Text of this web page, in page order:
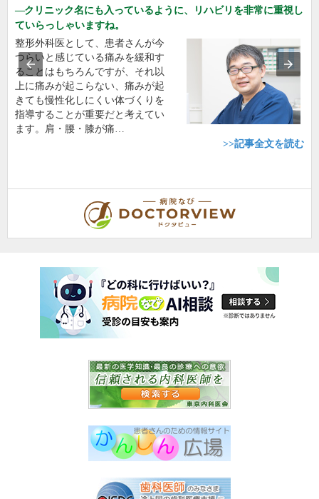
クリニック名にも入っているように、リハビリを非常に重視し
ていらっしゃいますね。
整形外科医として、患者さんが今
つらいと感じている痛みを緩和す
ることはもちろんですが、それ以
上に痛みが起こらない、痛みが起
きても慢性化しにくい体づくりを
指導することが重要だと考えてい
ます。肩・腰・膝が痛…
>>記事全文を読む